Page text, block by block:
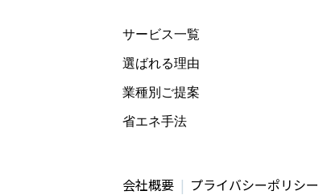
サービス一覧
選ばれる理由
業種別ご提案
省エネ手法
会社概要 プライバシーポリシー